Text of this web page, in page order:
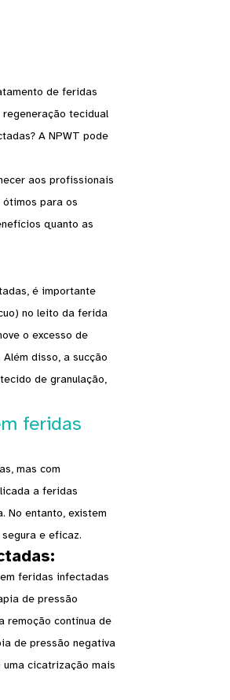
de feridas
tecidual
A NPWT pode
aos profissionais
para os
quanto as
é importante
no leito da ferida
o excesso de
disso, a sucção
de granulação,
feridas
mas com
a feridas
No entanto, existem
e eficaz.
feridas infectadas
de pressão
remoção contínua de
de pressão negativa
cicatrização mais